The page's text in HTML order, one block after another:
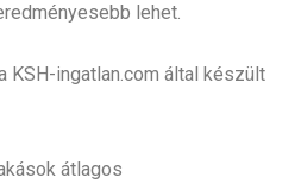
lehet.
KSH-ingatlan.com által készült
átlagos